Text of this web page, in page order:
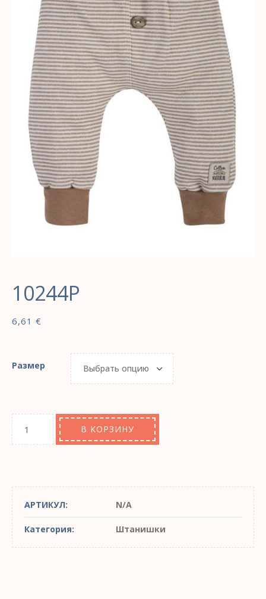
10244P
6,61 €
Размер
В КОРЗИНУ
АРТИКУЛ: N/A
Категория: Штанишки